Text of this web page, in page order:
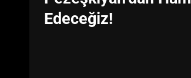
Edeceğiz!